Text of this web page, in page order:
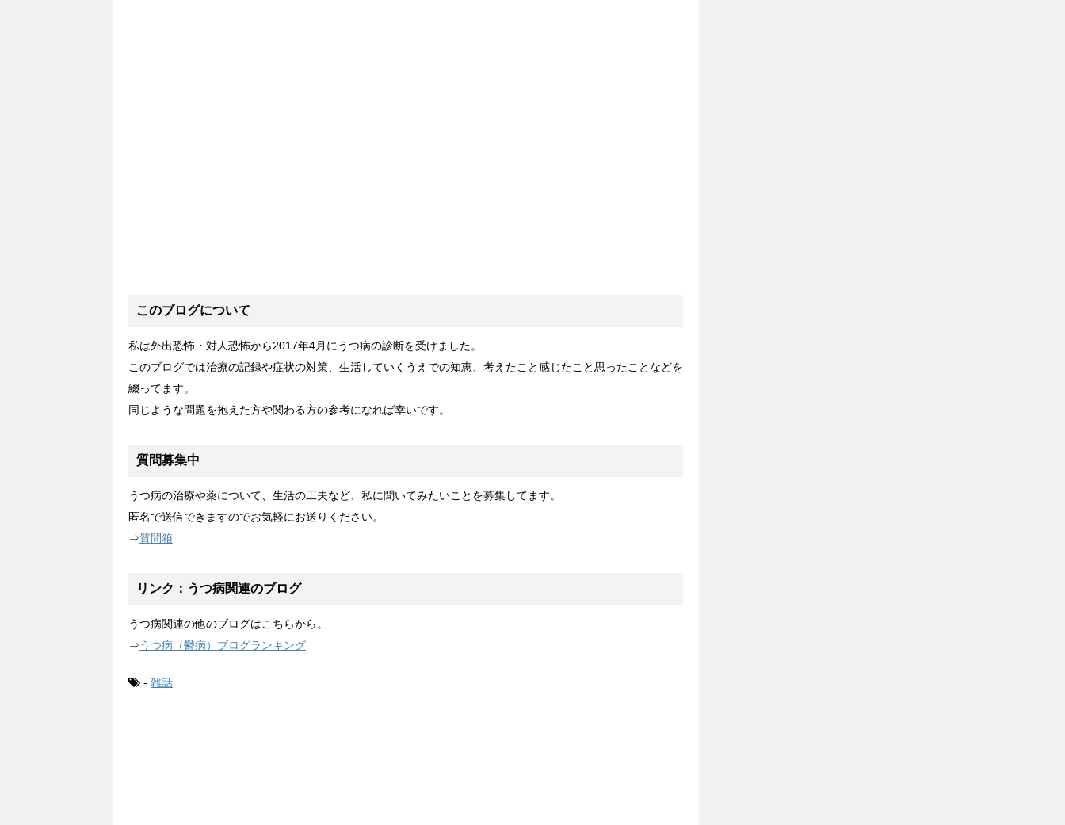
このブログについて
私は外出恐怖・対人恐怖から2017年4月にうつ病の診断を受けました。
このブログでは治療の記録や症状の対策、生活していくうえでの知恵、考えたこと感じたこと思ったことなどを
綴ってます。
同じような問題を抱えた方や関わる方の参考になれば幸いです。
質問募集中
うつ病の治療や薬について、生活の工夫など、私に聞いてみたいことを募集してます。
匿名で送信できますのでお気軽にお送りください。
⇒質問箱
リンク：うつ病関連のブログ
うつ病関連の他のブログはこちらから。
⇒うつ病（鬱病）ブログランキング
- 雑話